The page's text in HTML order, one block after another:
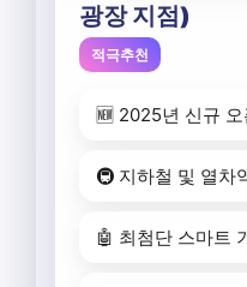
광장 지점)
적극추천
🆕 2025년 신규 오
🚇 지하철 및 열차
🤖 최첨단 스마트